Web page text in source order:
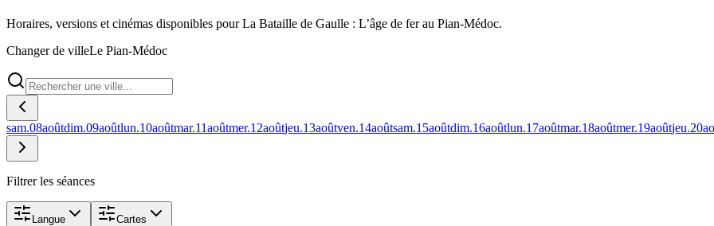
Horaires, versions et cinémas disponibles pour La Bataille de Gaulle : L’âge de fer au Pian-Médoc.
Changer de villeLe Pian-Médoc
sam.08aoûtdim.09aoûtlun.10aoûtmar.11aoûtmer.12aoûtjeu.13aoûtven.14aoûtsam.15aoûtdim.16aoûtlun.17aoûtmar.18aoûtmer.19aoûtjeu.20
Filtrer les séances
Langue Cartes